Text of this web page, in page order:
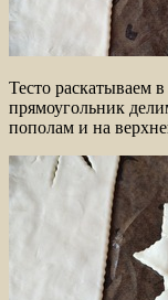
Тесто раскатываем
прямоугольник
пополам и на